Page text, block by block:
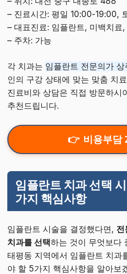
– 진료시간: 평일 10:00-19:00,
– 대표진료: 임플란트, 미백치료
– 주차: 가능
각 치과는 임플란트 전문의가 상
인의 구강 상태에 맞는 맞춤 치
진료비와 상담은 직접 방문하시
추천드립니다.
비용부담
임플란트 치과 선택
가지 핵심사항
임플란트 시술을 결정했다면, 전
치과를 선택하는 것이 무엇보다
태평동 지역에서 임플란트 치과
야 할 5가지 핵심사항을 알아보